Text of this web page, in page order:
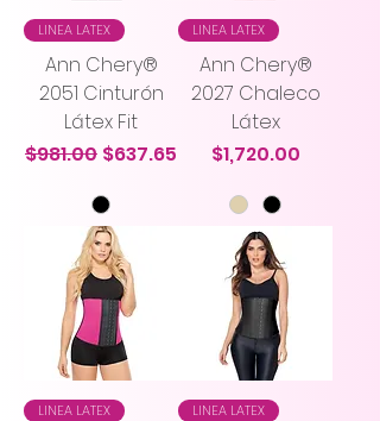
LINEA LATEX
Ann Chery®
2051 Cinturón
Látex Fit
Precio
$981.00 Precio de oferta
$637.65
LINEA LATEX
Ann Chery®
2027 Chaleco
Látex
Precio
$1,720.00
LINEA LATEX LINEA LATEX